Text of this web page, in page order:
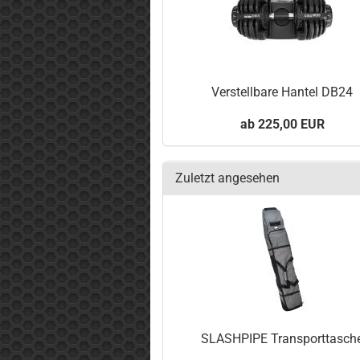
Verstellbare Hantel DB24
225,00 EUR
Zuletzt angesehen
SLASHPIPE